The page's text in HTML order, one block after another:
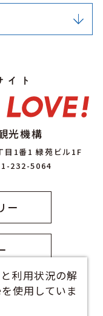
光機構
目1番1 緑苑ビル1F
232-5064
ー
利用状況の解
使用していま